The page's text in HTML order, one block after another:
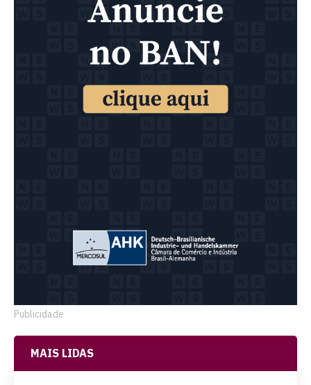
Publicidade
MAIS LIDAS